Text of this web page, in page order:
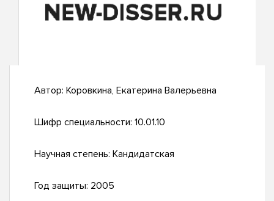
Автор: Коровкина, Екатерина Валерьевна
Шифр специальности: 10.01.10
Научная степень: Кандидатская
Год защиты: 2005